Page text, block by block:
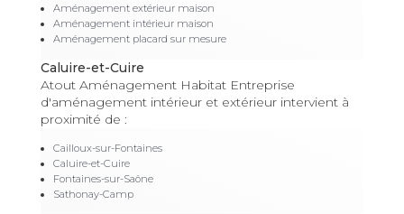
Aménagement extérieur maison
Aménagement intérieur maison
Aménagement placard sur mesure
Caluire-et-Cuire
Atout Aménagement Habitat Entreprise
d'aménagement intérieur et extérieur intervient à
proximité de :
Cailloux-sur-Fontaines
Caluire-et-Cuire
Fontaines-sur-Saône
Sathonay-Camp